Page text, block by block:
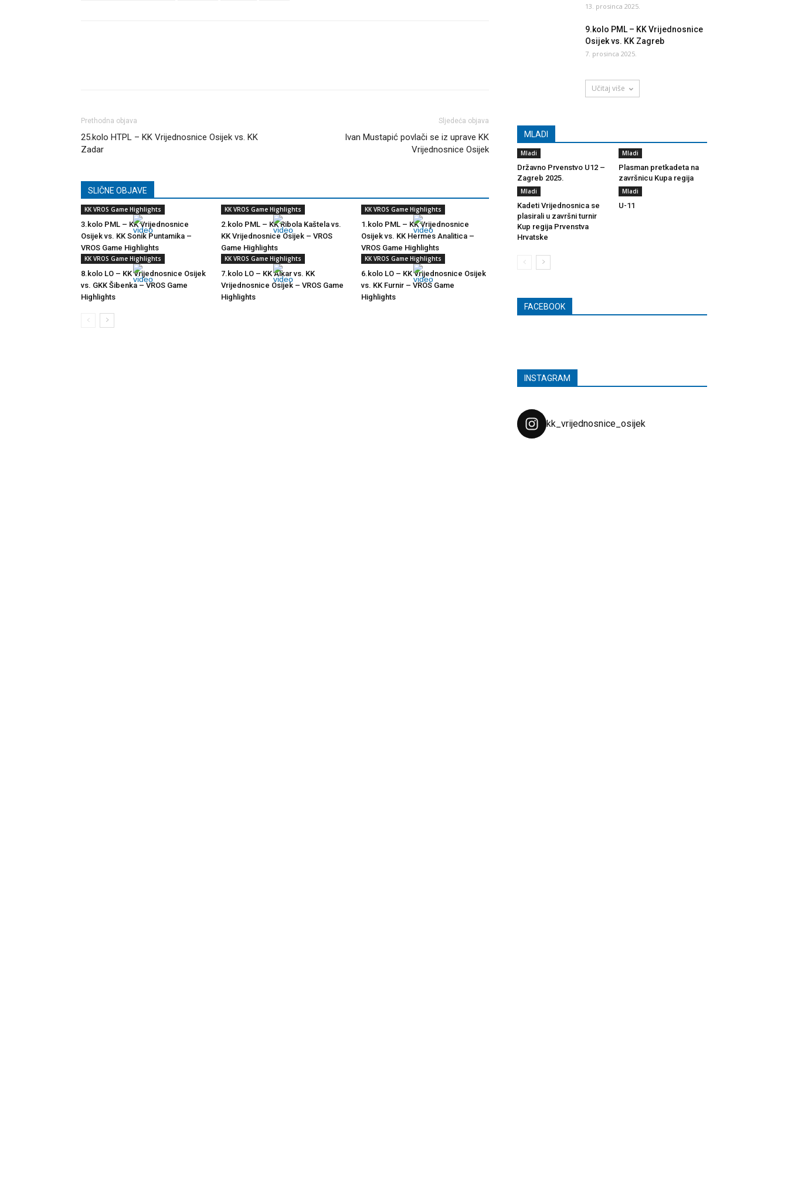
Prethodna objava
25.kolo HTPL – KK Vrijednosnice Osijek vs. KK
Zadar
Sljedeća objava
Ivan Mustapić povlači se iz uprave KK
Vrijednosnice Osijek
SLIČNE OBJAVE
KK VROS Game Highlights
3.kolo PML – KK Vrijednosnice
Osijek vs. KK Sonik Puntamika –
VROS Game Highlights
KK VROS Game Highlights
2.kolo PML – KK Ribola Kaštela vs.
KK Vrijednosnice Osijek – VROS
Game Highlights
KK VROS Game Highlights
1.kolo PML – KK Vrijednosnice
Osijek vs. KK Hermes Analitica –
VROS Game Highlights
KK VROS Game Highlights
8.kolo LO – KK Vrijednosnice Osijek
vs. GKK Šibenka – VROS Game
Highlights
KK VROS Game Highlights
7.kolo LO – KK Alkar vs. KK
Vrijednosnice Osijek – VROS Game
Highlights
KK VROS Game Highlights
6.kolo LO – KK Vrijednosnice Osijek
vs. KK Furnir – VROS Game
Highlights
13. prosinca 2025.
9.kolo PML – KK Vrijednosnice
Osijek vs. KK Zagreb
7. prosinca 2025.
Učitaj više
MLADI
Mladi
Državno Prvenstvo U12 –
Zagreb 2025.
Mladi
Plasman pretkadeta na
završnicu Kupa regija
Mladi
Kadeti Vrijednosnica se
plasirali u završni turnir
Kup regija Prvenstva
Hrvatske
Mladi
U-11
FACEBOOK
INSTAGRAM
kk_vrijednosnice_osijek